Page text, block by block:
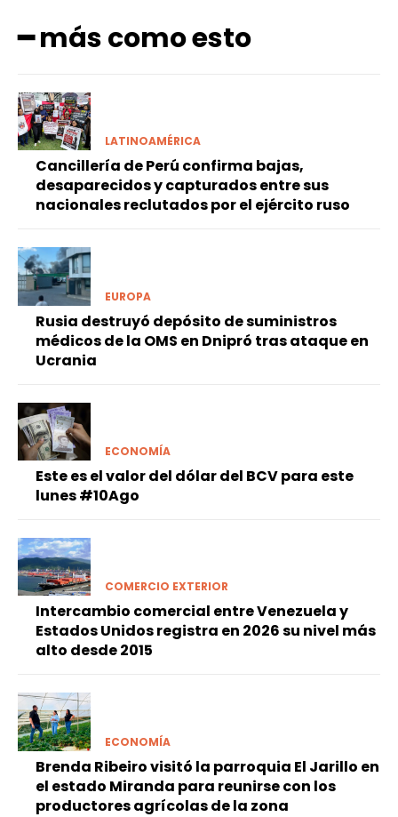
━ más como esto
LATINOAMÉRICA
Cancillería de Perú confirma bajas,
desaparecidos y capturados entre sus
nacionales reclutados por el ejército ruso
EUROPA
Rusia destruyó depósito de suministros
médicos de la OMS en Dnipró tras ataque en
Ucrania
ECONOMÍA
Este es el valor del dólar del BCV para este
lunes #10Ago
COMERCIO EXTERIOR
Intercambio comercial entre Venezuela y
Estados Unidos registra en 2026 su nivel más
alto desde 2015
ECONOMÍA
Brenda Ribeiro visitó la parroquia El Jarillo en
el estado Miranda para reunirse con los
productores agrícolas de la zona